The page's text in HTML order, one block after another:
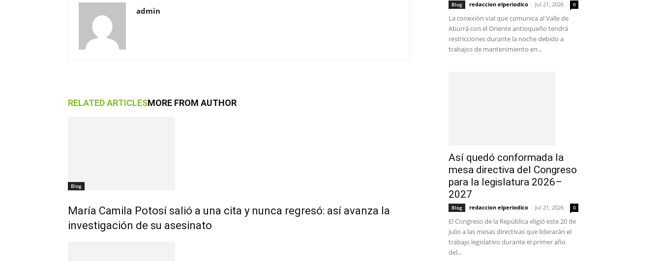
admin
RELATED ARTICLESMORE FROM AUTHOR
Blog
María Camila Potosí salió a una cita y nunca regresó: así avanza la
investigación de su asesinato
Blog redaccion elperiodico - Jul 21, 2026 0
La conexión vial que comunica al Valle de
Aburrá con el Oriente antioqueño tendrá
restricciones durante la noche debido a
trabajos de mantenimiento en...
Así quedó conformada la
mesa directiva del Congreso
para la legislatura 2026–
2027
Blog redaccion elperiodico - Jul 21, 2026 0
El Congreso de la República eligió este 20 de
julio a las mesas directivas que liderarán el
trabajo legislativo durante el primer año
del...